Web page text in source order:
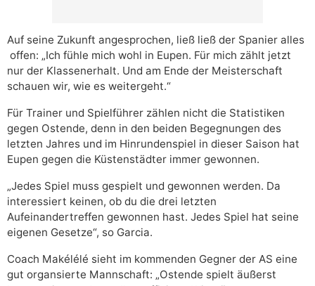
Auf seine Zukunft angesprochen, ließ ließ der Spanier alles
offen: „Ich fühle mich wohl in Eupen. Für mich zählt jetzt
nur der Klassenerhalt. Und am Ende der Meisterschaft
schauen wir, wie es weitergeht.“
Für Trainer und Spielführer zählen nicht die Statistiken
gegen Ostende, denn in den beiden Begegnungen des
letzten Jahres und im Hinrundenspiel in dieser Saison hat
Eupen gegen die Küstenstädter immer gewonnen.
„Jedes Spiel muss gespielt und gewonnen werden. Da
interessiert keinen, ob du die drei letzten
Aufeinandertreffen gewonnen hast. Jedes Spiel hat seine
eigenen Gesetze“, so Garcia.
Coach Makélélé sieht im kommenden Gegner der AS eine
gut organsierte Mannschaft: „Ostende spielt äußerst